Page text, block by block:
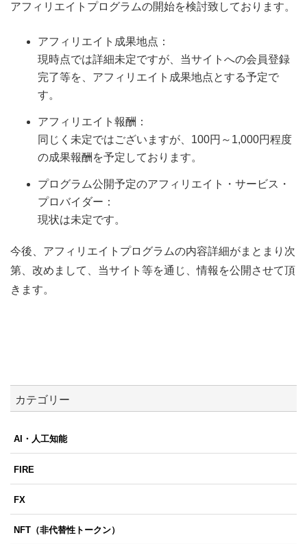
アフィリエイトプログラムの開始を検討致しております。
アフィリエイト成果地点：
現時点では詳細未定ですが、当サイトへの会員登録
完了等を、アフィリエイト成果地点とする予定で
す。
アフィリエイト報酬：
同じく未定ではございますが、100円～1,000円程度
の成果報酬を予定しております。
プログラム公開予定のアフィリエイト・サービス・
プロバイダー：
現状は未定です。
今後、アフィリエイトプログラムの内容詳細がまとまり次
第、改めまして、当サイト等を通じ、情報を公開させて頂
きます。
カテゴリー
AI・人工知能
FIRE
FX
NFT（非代替性トークン）